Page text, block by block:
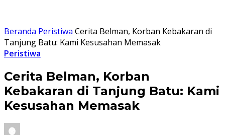
Beranda Peristiwa Cerita Belman, Korban Kebakaran di
Tanjung Batu: Kami Kesusahan Memasak
Peristiwa
Cerita Belman, Korban
Kebakaran di Tanjung Batu: Kami
Kesusahan Memasak